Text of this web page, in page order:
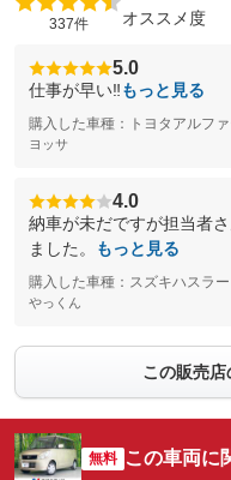
337件 オススメ度
5.0
仕事が早い‼︎もっと見る
購入した車種：トヨタアルフ
ヨッサ
4.0
納車が未だですが担当者
ました。
もっと見る
購入した車種：スズキハスラー
やっくん
この販売
無料 この車両に